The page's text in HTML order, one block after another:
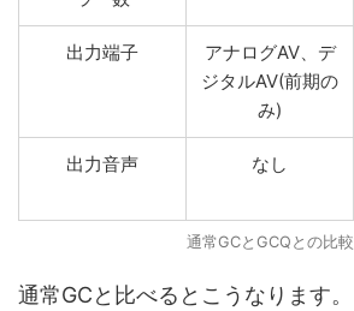
出力端子
アナログAV、デ
ジタルAV(前期の
み)
出力音声 なし
通常GCとGCQとの比較
通常GCと比べるとこうなります。